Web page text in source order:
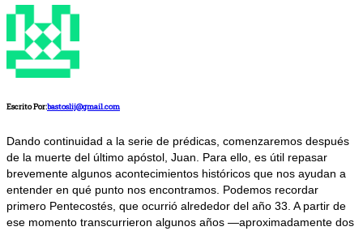
Escrito Por:bastoslij@gmail.com
Dando continuidad a la serie de prédicas, comenzaremos después
de la muerte del último apóstol, Juan. Para ello, es útil repasar
brevemente algunos acontecimientos históricos que nos ayudan a
entender en qué punto nos encontramos. Podemos recordar
primero Pentecostés, que ocurrió alrededor del año 33. A partir de
ese momento transcurrieron algunos años —aproximadamente dos